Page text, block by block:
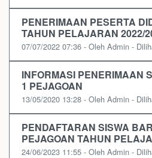
PENERIMAAN PESERTA
TAHUN PELAJARAN 2022/
07/07/2022 07:36 - Oleh Admin -
INFORMASI PENERIMAAN
1 PEJAGOAN
13/05/2020 13:28 - Oleh Admin -
PENDAFTARAN SISWA
PEJAGOAN TAHUN
24/06/2023 11:55 - Oleh Admin -